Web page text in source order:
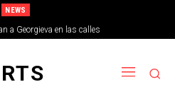
NEWS
a Georgieva en las calles
RTS